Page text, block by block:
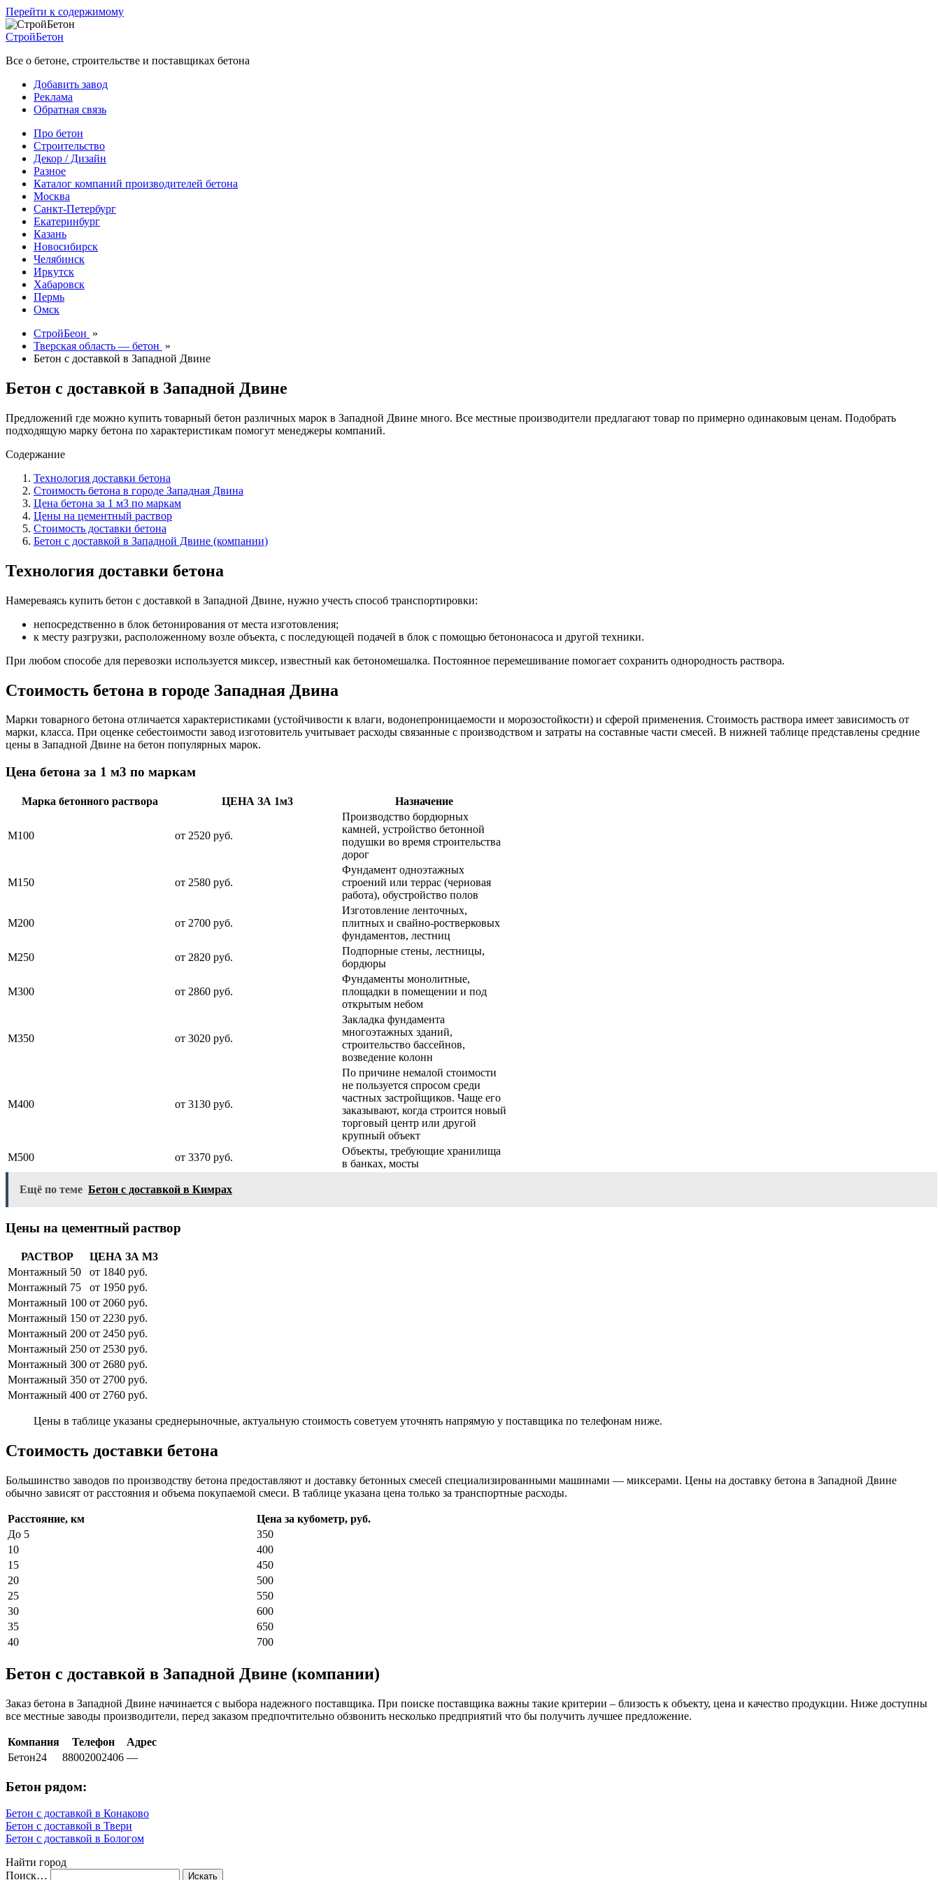
Перейти к содержимому
СтройБетон
Все о бетоне, строительстве и поставщиках бетона
Добавить завод
Реклама
Обратная связь
Про бетон
Строительство
Декор / Дизайн
Разное
Каталог компаний производителей бетона
Москва
Санкт-Петербург
Екатеринбург
Казань
Новосибирск
Челябинск
Иркутск
Хабаровск
Пермь
Омск
СтройБеон »
Тверская область — бетон »
Бетон с доставкой в Западной Двине
Бетон с доставкой в Западной Двине
Предложений где можно купить товарный бетон различных марок в Западной Двине много. Все местные производители предлагают товар по примерно одинаковым ценам. Подобрать
подходящую марку бетона по характеристикам помогут менеджеры компаний.
Содержание
Технология доставки бетона
Стоимость бетона в городе Западная Двина
Цена бетона за 1 м3 по маркам
Цены на цементный раствор
Стоимость доставки бетона
Бетон с доставкой в Западной Двине (компании)
Технология доставки бетона
Намереваясь купить бетон с доставкой в Западной Двине, нужно учесть способ транспортировки:
непосредственно в блок бетонирования от места изготовления;
к месту разгрузки, расположенному возле объекта, с последующей подачей в блок с помощью бетононасоса и другой техники.
При любом способе для перевозки используется миксер, известный как бетономешалка. Постоянное перемешивание помогает сохранить однородность раствора.
Стоимость бетона в городе Западная Двина
Марки товарного бетона отличается характеристиками (устойчивости к влаги, водонепроницаемости и морозостойкости) и сферой применения. Стоимость раствора имеет зависимость от
марки, класса. При оценке себестоимости завод изготовитель учитывает расходы связанные с производством и затраты на составные части смесей. В нижней таблице представлены средние
цены в Западной Двине на бетон популярных марок.
Цена бетона за 1 м3 по маркам
Марка бетонного раствора ЦЕНА ЗА 1м3 Назначение
М100 от 2520 руб.
Производство бордюрных
камней, устройство бетонной
подушки во время строительства
дорог
М150 от 2580 руб.
Фундамент одноэтажных
строений или террас (черновая
работа), обустройство полов
М200 от 2700 руб.
Изготовление ленточных,
плитных и свайно-ростверковых
фундаментов, лестниц
М250
от 2820 руб.
Подпорные стены, лестницы,
бордюры
М300 от 2860 руб.
Фундаменты монолитные,
площадки в помещении и под
открытым небом
М350 от 3020 руб.
Закладка фундамента
многоэтажных зданий,
строительство бассейнов,
возведение колонн
М400 от 3130 руб.
По причине немалой стоимости
не пользуется спросом среди
частных застройщиков. Чаще его
заказывают, когда строится новый
торговый центр или другой
крупный объект
М500
от 3370 руб.
Объекты, требующие хранилища
в банках, мосты
Ещё по теме Бетон с доставкой в Кимрах
Цены на цементный раствор
РАСТВОР
ЦЕНА ЗА М3
Монтажный 50
от 1840 руб.
Монтажный 75
от 1950 руб.
Монтажный 100 от 2060 руб.
Монтажный 150 от 2230 руб.
Монтажный 200 от 2450 руб.
Монтажный 250 от 2530 руб.
Монтажный 300 от 2680 руб.
Монтажный 350 от 2700 руб.
Монтажный 400 от 2760 руб.
Цены в таблице указаны среднерыночные, актуальную стоимость советуем уточнять напрямую у поставщика по телефонам ниже.
Стоимость доставки бетона
Большинство заводов по производству бетона предоставляют и доставку бетонных смесей специализированными машинами — миксерами. Цены на доставку бетона в Западной Двине
обычно зависят от расстояния и объема покупаемой смеси. В таблице указана цена только за транспортные расходы.
Расстояние, км
Цена за кубометр, руб.
До 5
350
10
400
15
450
20
500
25
550
30
600
35
650
40
700
Бетон с доставкой в Западной Двине (компании)
Заказ бетона в Западной Двине начинается с выбора надежного поставщика. При поиске поставщика важны такие критерии – близость к объекту, цена и качество продукции. Ниже доступны
все местные заводы производители, перед заказом предпочтительно обзвонить несколько предприятий что бы получить лучшее предложение.
Компания Телефон
Адрес
Бетон24
88002002406 —
Бетон рядом:
Бетон с доставкой в Конаково
Бетон с доставкой в Твери
Бетон с доставкой в Бологом
Найти город
Поиск…